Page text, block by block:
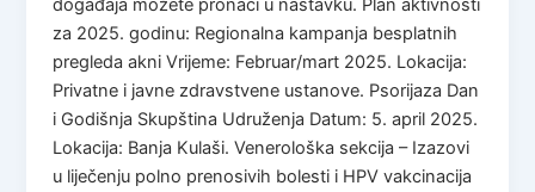
događaja možete pronaći u nastavku. Plan aktivnosti
za 2025. godinu: Regionalna kampanja besplatnih
pregleda akni Vrijeme: Februar/mart 2025. Lokacija:
Privatne i javne zdravstvene ustanove. Psorijaza Dan
i Godišnja Skupština Udruženja Datum: 5. april 2025.
Lokacija: Banja Kulaši. Venerološka sekcija – Izazovi
u liječenju polno prenosivih bolesti i HPV vakcinacija